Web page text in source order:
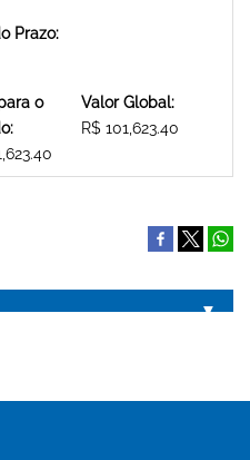
Prazo:
o
Valor Global:
R$ 101,623.40